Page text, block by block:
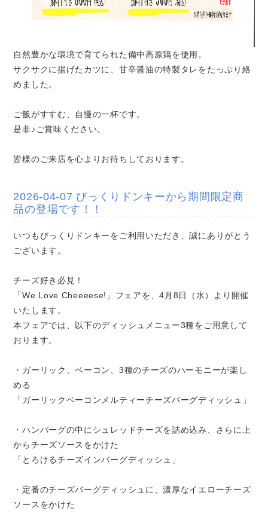
自然豊かな環境で育てられた備中高原鶏を使用。
サクサクに揚げたカツに、甘辛醤油の特製タレをたっぷり絡
めました。
ご飯がすすむ、自慢の一杯です。
是非♪ご賞味ください。
皆様のご来店を心よりお待ちしております。
2026-04-07 びっくりドンキーから期間限定商
品の登場です！！
いつもびっくりドンキーをご利用いただき、誠にありがとう
ございます。
チーズ好き必見！
「We Love Cheeeese!」フェアを、4月8日（水）より開催
いたします。
本フェアでは、以下のディッシュメニュー3種をご用意して
おります。
・ガーリック、ベーコン、3種のチーズのハーモニーが楽し
める
「ガーリックベーコンメルティーチーズバーグディッシュ」
・ハンバーグの中にシュレッドチーズを詰め込み、さらに上
からチーズソースをかけた
「とろけるチーズインバーグディッシュ」
・定番のチーズバーグディッシュに、濃厚なイエローチーズ
ソースをかけた